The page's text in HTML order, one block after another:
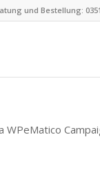
und Bestellung:
WPeMatico